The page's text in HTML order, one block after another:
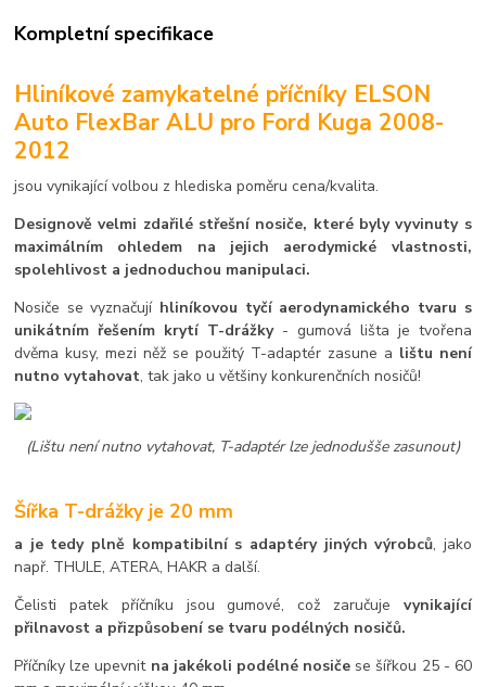
Kompletní specifikace
Hliníkové zamykatelné příčníky ELSON
Auto FlexBar ALU pro Ford Kuga 2008-
2012
jsou vynikající volbou z hlediska poměru cena/kvalita.
Designově velmi zdařilé střešní nosiče, které byly vyvinuty s
maximálním ohledem na jejich aerodymické vlastnosti,
spolehlivost a jednoduchou manipulaci.
Nosiče se vyznačují hliníkovou tyčí aerodynamického tvaru s
unikátním řešením krytí T-drážky- gumová lišta je tvořena
dvěma kusy, mezi něž se použitý T-adaptér zasune a lištu není
nutno vytahovat, tak jako u většiny konkurenčních nosičů!
(Lištu není nutno vytahovat, T-adaptér lze jednodušše zasunout)
Šířka T-drážky je 20 mm
a je tedy plně kompatibilní s adaptéry jiných výrobců, jako
např. THULE, ATERA, HAKR a další.
Čelisti patek příčníku jsou gumové, což zaručuje vynikající
přilnavost a přizpůsobení se tvaru podélných nosičů.
Příčníky lze upevnit na jakékoli podélné nosiče se šířkou 25 - 60